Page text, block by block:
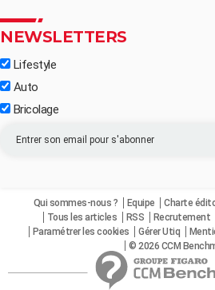
NEWSLETTERS
Lifestyle
Auto
Bricolage
Qui sommes-nous ? Equipe Charte
Tous les articles
RSS Recrutement
Paramétrer les cookies
Gérer Utiq
© 2026 CCM